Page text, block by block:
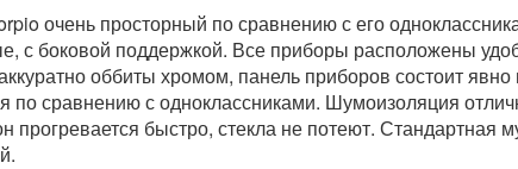
очень просторный по сравнению с его
с боковой поддержкой. Все приборы расположены
оббиты хромом, панель приборов состоит
по сравнению с одноклассниками. Шумоизоляция
прогревается быстро, стекла не потеют. Стандартная